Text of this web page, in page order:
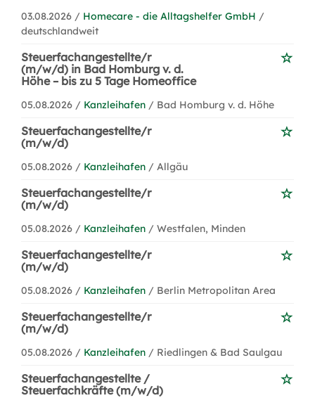
03.08.2026 / Homecare - die Alltagshelfer GmbH /
deutschlandweit
Steuerfachangestellte/r
(m/w/d) in Bad Homburg v. d.
Höhe – bis zu 5 Tage Homeoffice
05.08.2026 / Kanzleihafen / Bad Homburg v. d. Höhe
Steuerfachangestellte/r
(m/w/d)
05.08.2026 / Kanzleihafen / Allgäu
Steuerfachangestellte/r
(m/w/d)
05.08.2026 / Kanzleihafen / Westfalen, Minden
Steuerfachangestellte/r
(m/w/d)
05.08.2026 / Kanzleihafen / Berlin Metropolitan Area
Steuerfachangestellte/r
(m/w/d)
05.08.2026 / Kanzleihafen / Riedlingen & Bad Saulgau
Steuerfachangestellte /
Steuerfachkräfte (m/w/d)